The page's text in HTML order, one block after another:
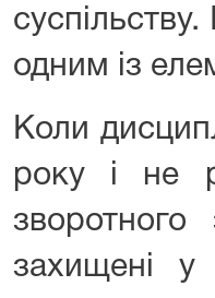
суспільству.
одним із
Коли
року і не
захищені у